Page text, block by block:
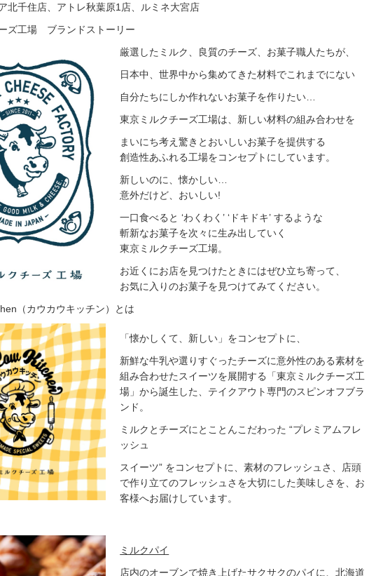
北千住店、アトレ秋葉原1店、ルミネ大宮店
ズ工場 ブランドストーリー
厳選したミルク、良質のチーズ、お菓子職人たちが、
日本中、世界中から集めてきた材料でこれまでにない
自分たちにしか作れないお菓子を作りたい…
東京ミルクチーズ工場は、新しい材料の組み合わせを
まいにち考え驚きとおいしいお菓子を提供する
創造性あふれる工場をコンセプトにしています。
新しいのに、懐かしい…
意外だけど、おいしい!
一口食べると ‘わくわく’ ‘ドキドキ’ するような
斬新なお菓子を次々に生み出していく
東京ミルクチーズ工場。
お近くにお店を見つけたときにはぜひ立ち寄って、
お気に入りのお菓子を見つけてみてください。
（カウカウキッチン）とは
「懐かしくて、新しい」をコンセプトに、
新鮮な牛乳や選りすぐったチーズに意外性のある素材を
組み合わせたスイーツを展開する「東京ミルクチーズ工
場」から誕生した、テイクアウト専門のスピンオフブラ
ンド。
ミルクとチーズにとことんこだわった “プレミアムフレ
ッシュ
スイーツ” をコンセプトに、素材のフレッシュさ、店頭
で作り立てのフレッシュさを大切にした美味しさを、お
客様へお届けしています。
ミルクパイ
店内のオーブンで焼き上げたサクサクのパイに、北海道